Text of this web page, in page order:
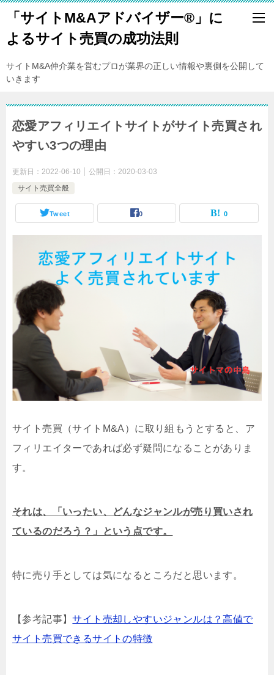
「サイトM&Aアドバイザー®️」に
よるサイト売買の成功法則
サイトM&A仲介業を営むプロが業界の正しい情報や裏側を公開して
いきます
恋愛アフィリエイトサイトがサイト売買され
やすい3つの理由
更新日： 2022-06-10 公開日： 2020-03-03
サイト売買全般
Tweet 0 0
サイト売買（サイトM&A）に取り組もうとすると、ア
フィリエイターであれば必ず疑問になることがありま
す。
それは、「いったい、どんなジャンルが売り買いされ
ているのだろう？」という点です。
特に売り手としては気になるところだと思います。
【参考記事】サイト売却しやすいジャンルは？高値で
サイト売買できるサイトの特徴